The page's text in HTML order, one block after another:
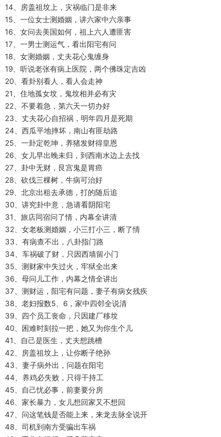
14、房盖祖坟上，灾祸临门是非来
15、一位女士测婚姻，讲六家中六亲事
16、女问去美国如何，祖上六人遭匪害
17、一男士测运气，看出阳宅有问
18、女测婚姻，丈夫花心鬼缠身
19、听说老张有病上医院，两个佛珠定吉凶
20、看卦别看人，看人会走神
21、住地孤女坟，鬼坟相并必有灾
22、不要着急，第六天一切办好
23、丈夫花心自招祸，明年四月是死期
24、西瓜平地摔坏，南山有匪劫路
25、一卦定乾坤，养猪发财得皇恩
26、女儿早出晚未归，到西南水边上去找
27、卦中无财，艮宫鬼是胃癌
28、砍伐三棵树，牛病可治好
29、北京出租去承德，打的随后追
30、讲究卦中意，急请看阴阳宅
31、旅店同宿问了情，内幕全讲清
32、女老板测婚姻，小三打小三，断了情
33、有病查不出，八卦指门路
34、车祸破了财，只因西墙留小门
35、测财家中失过火，牢狱全出来
36、母问儿工作，内幕之情全讲出
37、测财运，阳宅有问题，妻子有病女残疾
38、老妇报数5、6，家中四邻全说清
39、四个员工丧命，只因建厂移坟
40、困难时刻拉一把，她又为你生个儿
41、自己是医生，丈夫想跳槽
42、房盖祖坟上，让你断子绝孙
43、妻子病外出，问题在阳宅
44、养鸡必失败，只得干持工
45、自己忧必事，前妻要分房
46、家长暴力，女儿想回家又不想回
47、问这笔钱是否能上来，来龙去脉全说开
48、司机到南方受骗出车祸